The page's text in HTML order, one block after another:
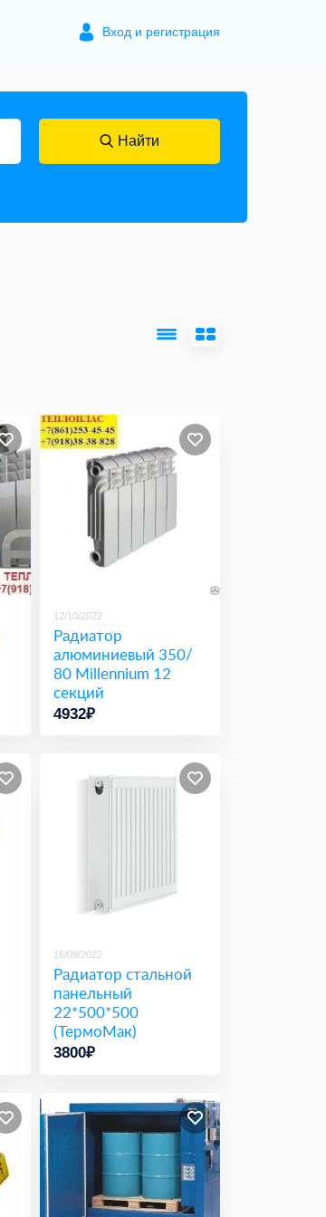
Вход и регистрация
Найти
12/10/2022
Радиатор
алюминиевый 350/
80 Millennium 12
секций
4932₽
16/09/2022
Радиатор стальной
панельный
22*500*500
(ТермоМак)
3800₽